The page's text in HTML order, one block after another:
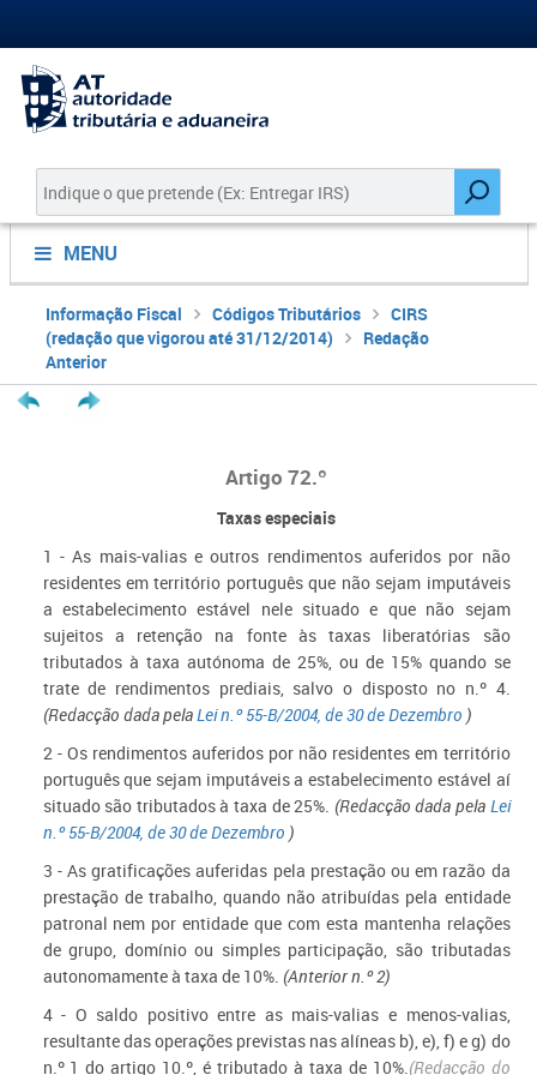
MENU
Informação Fiscal Códigos Tributários
CIRS
(redação que vigorou até 31/12/2014)
Redação
Anterior
Artigo 72.º
Taxas especiais
1 - As mais-valias e outros rendimentos auferidos por não
residentes em território português que não sejam imputáveis
a estabelecimento estável nele situado e que não sejam
sujeitos a retenção na fonte às taxas liberatórias são
tributados à taxa autónoma de 25%, ou de 15% quando se
trate de rendimentos prediais, salvo o disposto no n.º 4.
(Redacção dada pelaLei n.º 55-B/2004, de 30 de Dezembro )
2 - Os rendimentos auferidos por não residentes em território
português que sejam imputáveis a estabelecimento estável aí
situado são tributados à taxa de 25%. (Redacção dada pela Lei
n.º 55-B/2004, de 30 de Dezembro )
3 - As gratificações auferidas pela prestação ou em razão da
prestação de trabalho, quando não atribuídas pela entidade
patronal nem por entidade que com esta mantenha relações
de grupo, domínio ou simples participação, são tributadas
autonomamente à taxa de 10%. (Anterior n.º 2)
4 - O saldo positivo entre as mais-valias e menos-valias,
resultante das operações previstas nas alíneas b), e), f) e g) do
n.º 1 do artigo 10.º, é tributado à taxa de 10%.(Redacção do